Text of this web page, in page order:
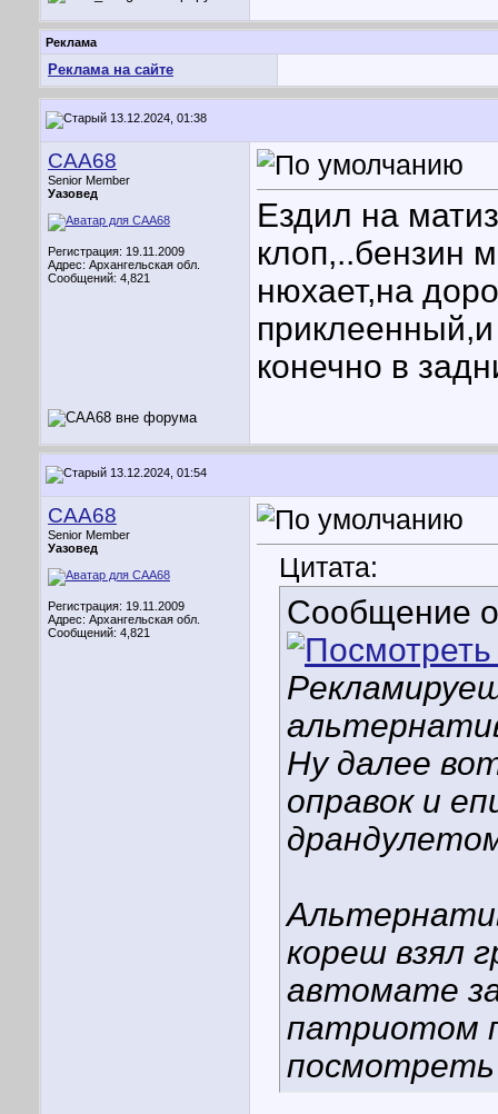
Реклама
Реклама на сайте
13.12.2024, 01:38
CAA68
Senior Member
Уазовед
Регистрация: 19.11.2009
Адрес: Архангельская обл.
Сообщений: 4,821
Ездил на
клоп,..бензин
нюхает,на
конечно в
13.12.2024, 01:54
CAA68
Senior Member
Уазовед
Регистрация: 19.11.2009
Адрес: Архангельская обл.
Сообщений: 4,821
Цитата:
Сообщение
Ну далее
оправок и
кореш взял
автомате
патриотом